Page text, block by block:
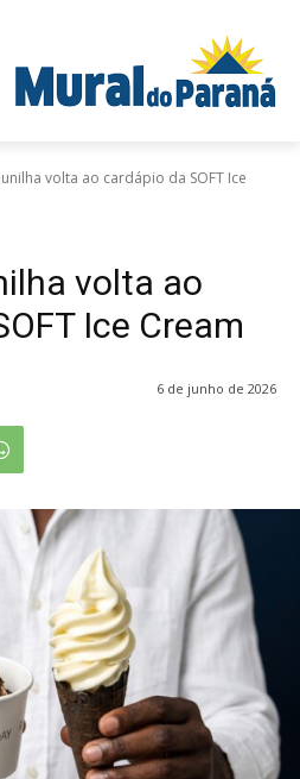
volta ao cardápio da SOFT Ice
volta ao
Ice Cream
6 de junho de 2026